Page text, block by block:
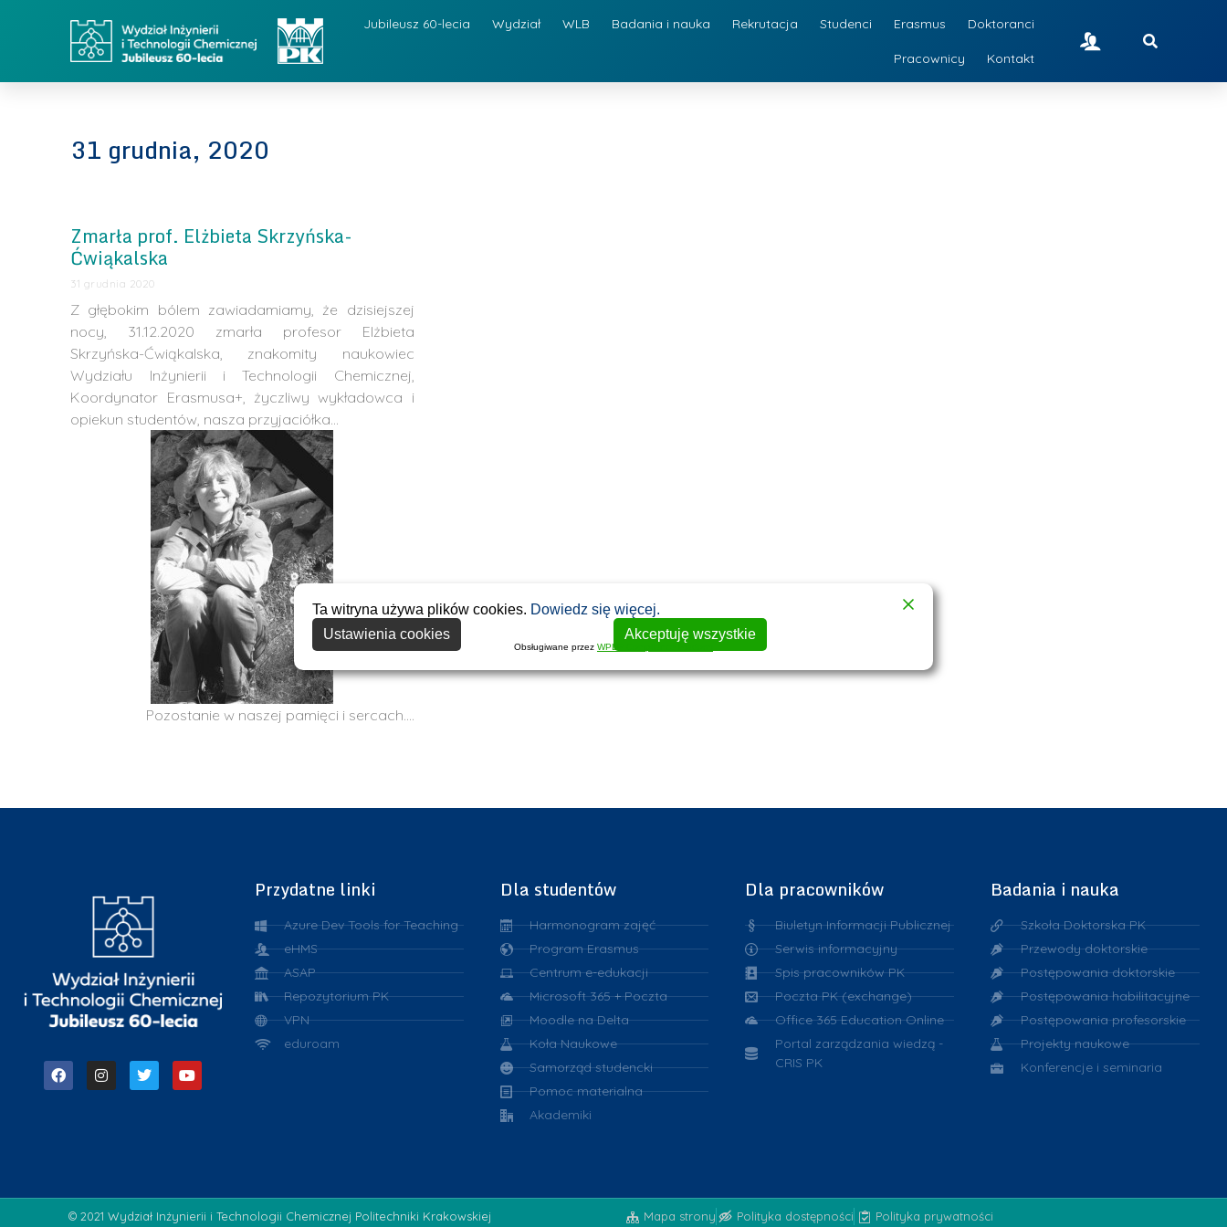
Jubileusz 60-lecia Wydział WLB Badania i nauka Rekrutacja Studenci Erasmus Doktoranci
Pracownicy Kontakt
31 grudnia, 2020
Zmarła prof. Elżbieta Skrzyńska-
Ćwiąkalska
31 grudnia 2020
Z głębokim bólem zawiadamiamy, że dzisiejszej
nocy, 31.12.2020 zmarła profesor Elżbieta
Skrzyńska-Ćwiąkalska, znakomity naukowiec
Wydziału Inżynierii i Technologii Chemicznej,
Koordynator Erasmusa+, życzliwy wykładowca i
opiekun studentów, nasza przyjaciółka…
Pozostanie w naszej pamięci i sercach.…
Przydatne linki
Azure Dev Tools for Teaching
eHMS
ASAP
Repozytorium PK
VPN
eduroam
Dla studentów
Harmonogram zajęć
Program Erasmus
Centrum e-edukacji
Microsoft 365 + Poczta
Moodle na Delta
Koła Naukowe
Samorząd studencki
Pomoc materialna
Akademiki
Dla pracowników
Biuletyn Informacji Publicznej
Serwis informacyjny
Spis pracowników PK
Poczta PK (exchange)
Office 365 Education Online
Portal zarządzania wiedzą -
CRIS PK
Badania i nauka
Szkoła Doktorska PK
Przewody doktorskie
Postępowania doktorskie
Postępowania habilitacyjne
Postępowania profesorskie
Projekty naukowe
Konferencje i seminaria
© 2021 Wydział Inżynierii i Technologii Chemicznej Politechniki Krakowskiej Mapa strony Polityka dostępności Polityka prywatności
Ta witryna używa plików cookies. Dowiedz się więcej.
Ustawienia cookies
Akceptuję wszystkie
Obsługiwane przez WPLP Compliance Platform